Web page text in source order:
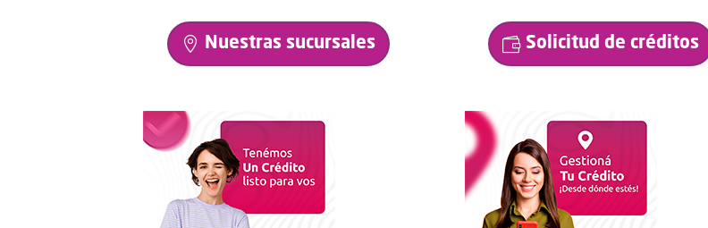
Nuestras sucursales Solicitud de créditos